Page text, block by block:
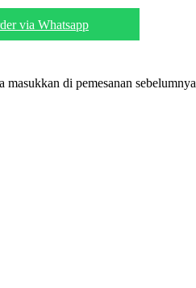
via Whatsapp
di pemesanan sebelumnya